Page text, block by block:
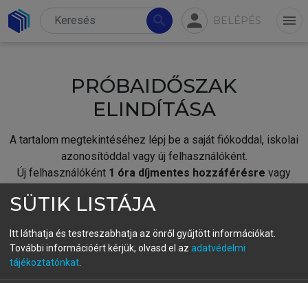
search person BELÉPÉS menu
PRÓBAIDŐSZAK
ELINDÍTÁSA
A tartalom megtekintéséhez lépj be a saját fiókoddal, iskolai
azonosítóddal vagy új felhasználóként.
Új felhasználóként 1 óra díjmentes hozzáférésre vagy
fiókoddal,vagy hozz létre új fiókot.
A regisztráció után apróbaidőszakautomatikusan
SÜTIK LISTÁJA
Itt láthatja és testreszabhatja az önről gyűjtött információkat.
További információért kérjük, olvasd el az adatvédelmi
tájékoztatónkat